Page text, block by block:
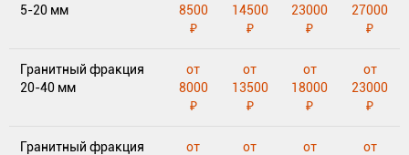
5-20 мм
8500
₽
14500
₽
23000
₽
27000
₽
Гранитный фракция
20-40 мм
от
8000
₽
от
13500
₽
от
18000
₽
от
23000
₽
Гранитный фракция
от
от
от
от